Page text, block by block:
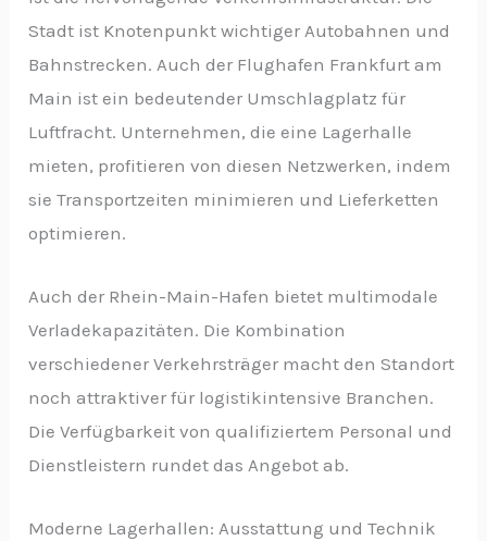
Stadt ist Knotenpunkt wichtiger Autobahnen und
Bahnstrecken. Auch der Flughafen Frankfurt am
Main ist ein bedeutender Umschlagplatz für
Luftfracht. Unternehmen, die eine Lagerhalle
mieten, profitieren von diesen Netzwerken, indem
sie Transportzeiten minimieren und Lieferketten
optimieren.
Auch der Rhein-Main-Hafen bietet multimodale
Verladekapazitäten. Die Kombination
verschiedener Verkehrsträger macht den Standort
noch attraktiver für logistikintensive Branchen.
Die Verfügbarkeit von qualifiziertem Personal und
Dienstleistern rundet das Angebot ab.
Moderne Lagerhallen: Ausstattung und Technik